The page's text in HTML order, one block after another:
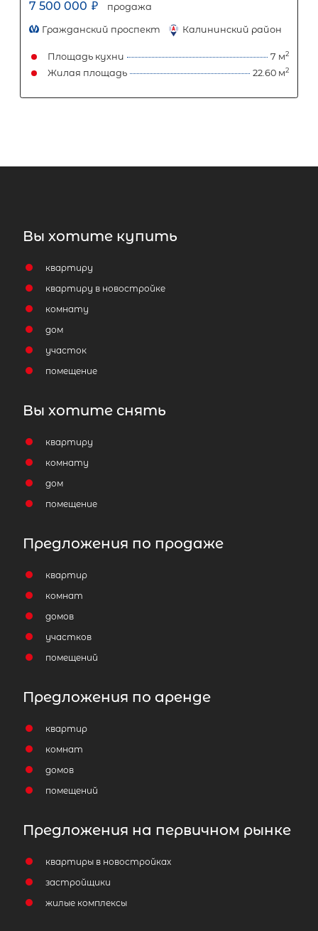
2-комнатная квартира площадью
Лахденпохья г, Малиновского ул, д
Жилая площадь
Затрудняетесь с выбором?
Мы поможем подобрать
СПб, Калининский р-н,
просп, д 64 корп 8
7 999 000 ₽ продажа
Лесная Калининский район
Вы хотите купить
квартиру
квартиру в новостройке
комнату
дом
участок
помещение
Вы хотите снять
квартиру
комнату
дом
помещение
Предложения по продаже
квартир
комнат
домов
участков
помещений
Предложения по аренде
квартир
комнат
домов
помещений
Предложения на первичном рынке
квартиры в новостройках
застройщики
жилые комплексы